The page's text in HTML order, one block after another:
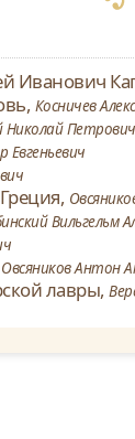
Иванович
Косничев
Николай Петрович
Евгеньевич
Вильгельм
Овсяников Антон
лавры,